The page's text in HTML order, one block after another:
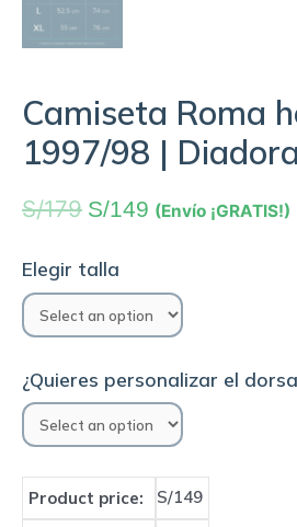
Camiseta Roma
1997/98 |
S/179 S/149 (Envío ¡GRATIS!)
Elegir talla
¿Quieres personalizar el
Product price: S/149